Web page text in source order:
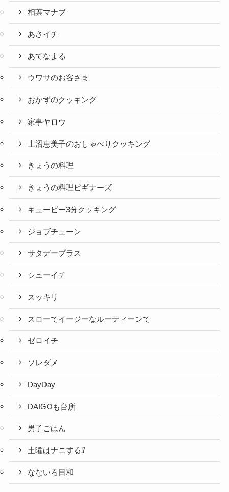
相葉マナブ
あさイチ
あてなよる
ウワサのお客さま
おかずのクッキング
家事ヤロウ
上沼恵美子のおしゃべりクッキング
きょうの料理
きょうの料理ビギナーズ
キューピー3分クッキング
ジョブチューン
サタデープラス
シューイチ
スッキリ
スローでイージーなルーティーンで
ゼロイチ
ソレダメ
DayDay
DAIGOも台所
男子ごはん
土曜はナニする⁉
なないろ日和